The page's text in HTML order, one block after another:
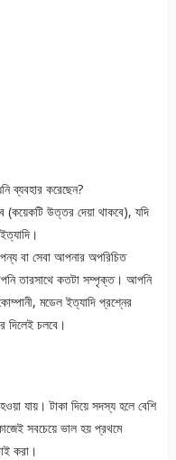
ব্যবহার করেছেন?
(কয়েকটি উত্তর দেয়া থাকবে), যদি
বা সেবা আপনার অপরিচিত
তারসাথে কতটা সম্পৃক্ত। আপনি
মডেল ইত্যাদি প্রশ্নের
দিলেই চলবে।
যায়। টাকা দিয়ে সদস্য হলে বেশি
সবচেয়ে ভাল হয় প্রথমে
করা।